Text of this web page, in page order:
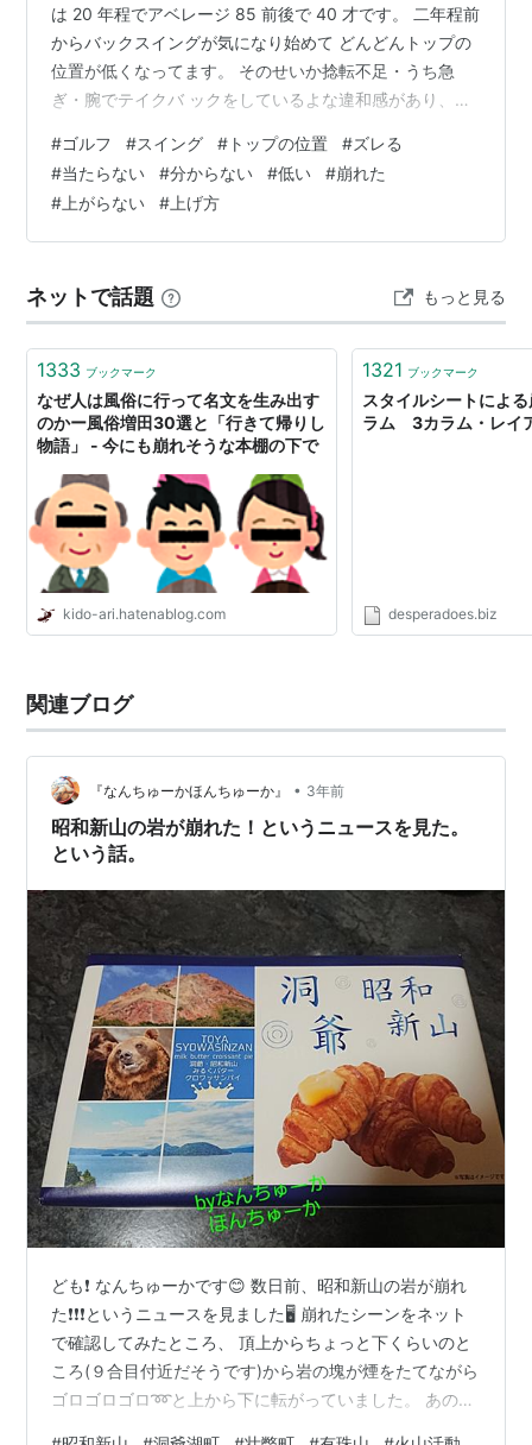
は 20 年程でアベレージ 85 前後で 40 才です。 二年程前
からバックスイングが気になり始めて どんどんトップの
位置が低くなってます。 そのせいか捻転不足・うち急
ぎ・腕でテイクバ ックをしているよな違和感があり、テ
ても力が入り、切り返し方が わからずミスショット、ラ
ウンドも違和感だら けで振り抜く感覚がなく心が折れそ
うです。 Answer フォームは必ずズレます。 何十年経っ
てもズレたり忘れたりして当たらなく なるのがゴルフで
#ゴルフ #スイング # トップの位置 #ズレる
#当たらない #分からない #低い #崩れた
# 上がらない # 上げ方
ネットで話題 もっと見る
1333 ブックマーク
なぜ人は風俗に行って名文を生み出す
のかー風俗増田30選と「行きて帰りし
物語」 - 今にも崩れそうな本棚の下で
kido-ari.hatenablog.com
1321 ブックマーク
スタイルシートによ
ラム 3カラム・レイ
desperadoes.biz
関連ブログ
『なんちゅーかほんちゅーか』 • 3年前
昭和新山の岩が崩れた！というニュースを見た。
という話。
ども❗️ なんちゅーかです😊 数日前、昭和新山の岩が崩れ
た❗️❗️❗️というニュースを見ました🖥 崩れたシーンをネット
で確認してみたところ、 頂上からちょっと下くらいのと
ころ(９合目付近だそうです)から岩の塊が煙をたてながら
ゴロゴロゴロ➿️と上から下に転がっていました。 あの昭